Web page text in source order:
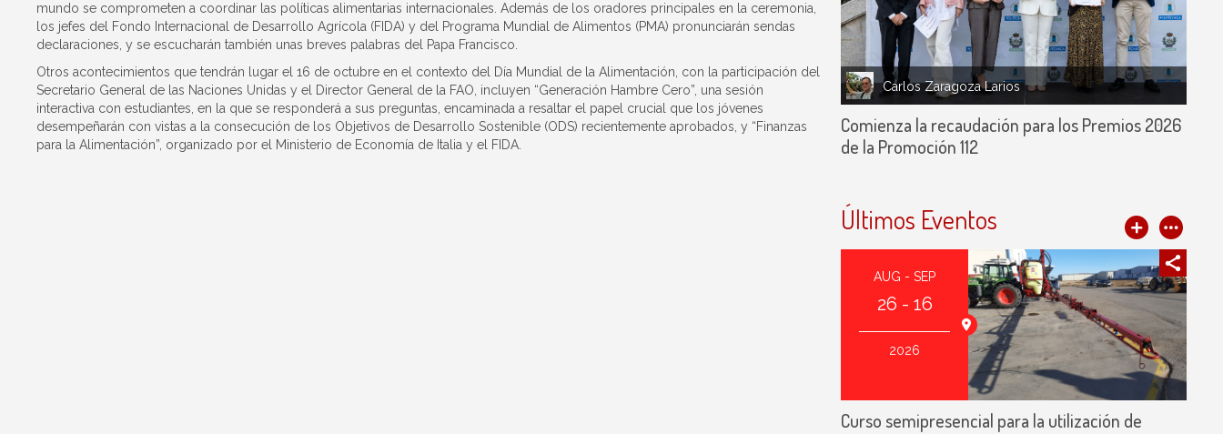
mundo se comprometen a coordinar las políticas alimentarias internacionales. Además de los oradores principales en la ceremonia,
los jefes del Fondo Internacional de Desarrollo Agrícola (FIDA) y del Programa Mundial de Alimentos (PMA) pronunciarán sendas
declaraciones, y se escucharán también unas breves palabras del Papa Francisco.
Otros acontecimientos que tendrán lugar el 16 de octubre en el contexto del Día Mundial de la Alimentación, con la participación del
Secretario General de las Naciones Unidas y el Director General de la FAO, incluyen “Generación Hambre Cero”, una sesión
interactiva con estudiantes, en la que se responderá a sus preguntas, encaminada a resaltar el papel crucial que los jóvenes
desempeñarán con vistas a la consecución de los Objetivos de Desarrollo Sostenible (ODS) recientemente aprobados, y “Finanzas
para la Alimentación”, organizado por el Ministerio de Economía de Italia y el FIDA.
Carlos Zaragoza Larios
Comienza la recaudación para los Premios 2026
de la Promoción 112
Últimos Eventos
AUG - SEP
26 - 16
2026
Curso semipresencial para la utilización de